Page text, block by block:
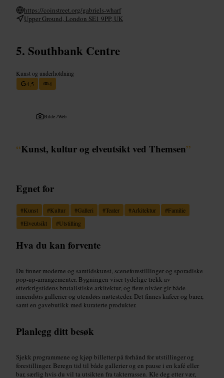
https://coinstreet.org/gabriels-wharf
Upper Ground, London SE1 9PP, UK
Southbank Centre
Kunst og underholdning
4,5
4
Bilde /Web
“Kunst, kultur og elveutsikt ved Themsen”
Egnet for
#Kunst #Kultur #Galleri #Teater #Arkitektur #Familie
#Elveutsikt #Utstilling
Hva du kan forvente
Du finner moderne og samtidskunst, sceneforestillinger og sporadiske
pop-up-arrangementer. Bygningen viser tydelige trekk av
etterkrigstidens brutalistiske arkitektur, og flere nivåer gir både
innendørs gallerier og utendørs møtesteder. Det finnes kafeer og barer,
samt en gavebutikk med kuraterte produkter.
Planlegg ditt besøk
Sjekk programmene og kjøp billetter på forhånd for utstillinger og
forestillinger. Beregn tid til både gallerier og en pause i en kafé eller
bar, særlig hvis du vil ta utsikten fra takterrassen. Kle deg etter vær,